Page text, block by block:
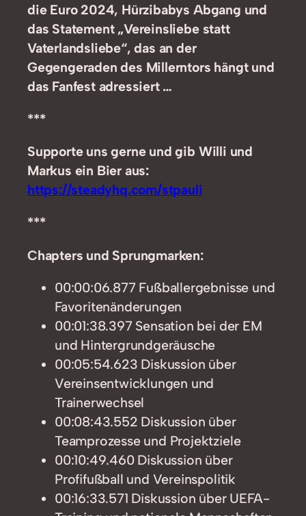
die Euro 2024, Hürzibabys Abgang und
das Statement „Vereinsliebe statt
Vaterlandsliebe“, das an der
Gegengeraden des Millerntors hängt und
das Fanfest adressiert …
***
Supporte uns gerne und gib Willi und
Markus ein Bier aus:
https://steadyhq.com/stpauli
***
Chapters und Sprungmarken:
00:00:06.877 Fußballergebnisse und
Favoritenänderungen
00:01:38.397 Sensation bei der EM
und Hintergrundgeräusche
00:05:54.623 Diskussion über
Vereinsentwicklungen und
Trainerwechsel
00:08:43.552 Diskussion über
Teamprozesse und Projektziele
00:10:49.460 Diskussion über
Profifußball und Vereinspolitik
00:16:33.571 Diskussion über UEFA-